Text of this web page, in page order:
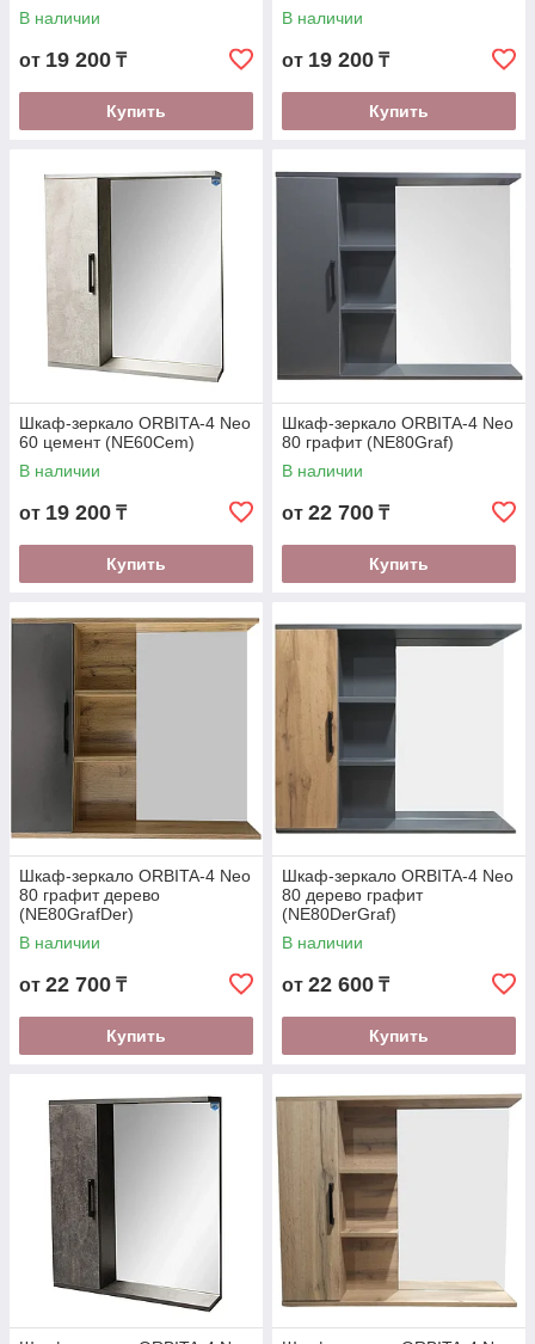
В наличии
от 19 200 ₸
Купить
В наличии
от 19 200 ₸
Купить
Шкаф-зеркало ORBITA-4 Neo
60 цемент (NE60Cem)
В наличии
от 19 200 ₸
Купить
Шкаф-зеркало ORBITA-4 Neo
80 графит (NE80Graf)
В наличии
от 22 700 ₸
Купить
Шкаф-зеркало ORBITA-4 Neo
80 графит дерево
(NE80GrafDer)
В наличии
от 22 700 ₸
Купить
Шкаф-зеркало ORBITA-4 Neo
80 дерево графит
(NE80DerGraf)
В наличии
от 22 600 ₸
Купить